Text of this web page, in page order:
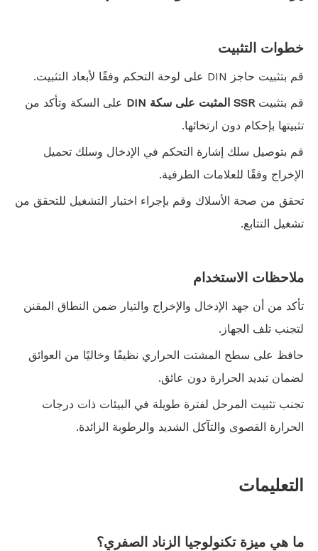
خطوات التثبيت
قم بتثبيت حاجز DIN على لوحة التحكم وفقًا لأبعاد التثبيت.
قم بتثبيتSSR المثبت على سكة DIN
على السكة وتأكد من
تثبيتها بإحكام دون ارتخائها.
قم بتوصيل سلك إشارة التحكم في الإدخال وسلك تحميل
الإخراج وفقًا للعلامات الطرفية.
تحقق من صحة الأسلاك وقم بإجراء اختبار التشغيل للتحقق من
تشغيل التتابع.
ملاحظات الاستخدام
تأكد من أن جهد الإدخال والإخراج والتيار ضمن النطاق المقنن
لتجنب تلف الجهاز.
حافظ على سطح المشتت الحراري نظيفًا وخاليًا من العوائق
لضمان تبديد الحرارة دون عائق.
تجنب تثبيت المرحل لفترة طويلة في البيئات ذات درجات
الحرارة القصوى والتآكل الشديد والرطوبة الزائدة.
التعليمات
ما هي ميزة تكنولوجيا الزناد الصفري؟